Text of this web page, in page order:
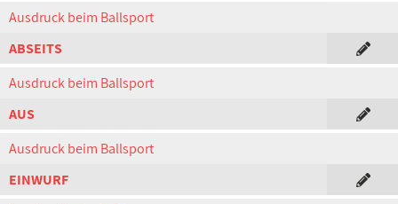
Ausdruck beim Ballsport
ABSEITS
Ausdruck beim Ballsport
AUS
Ausdruck beim Ballsport
EINWURF